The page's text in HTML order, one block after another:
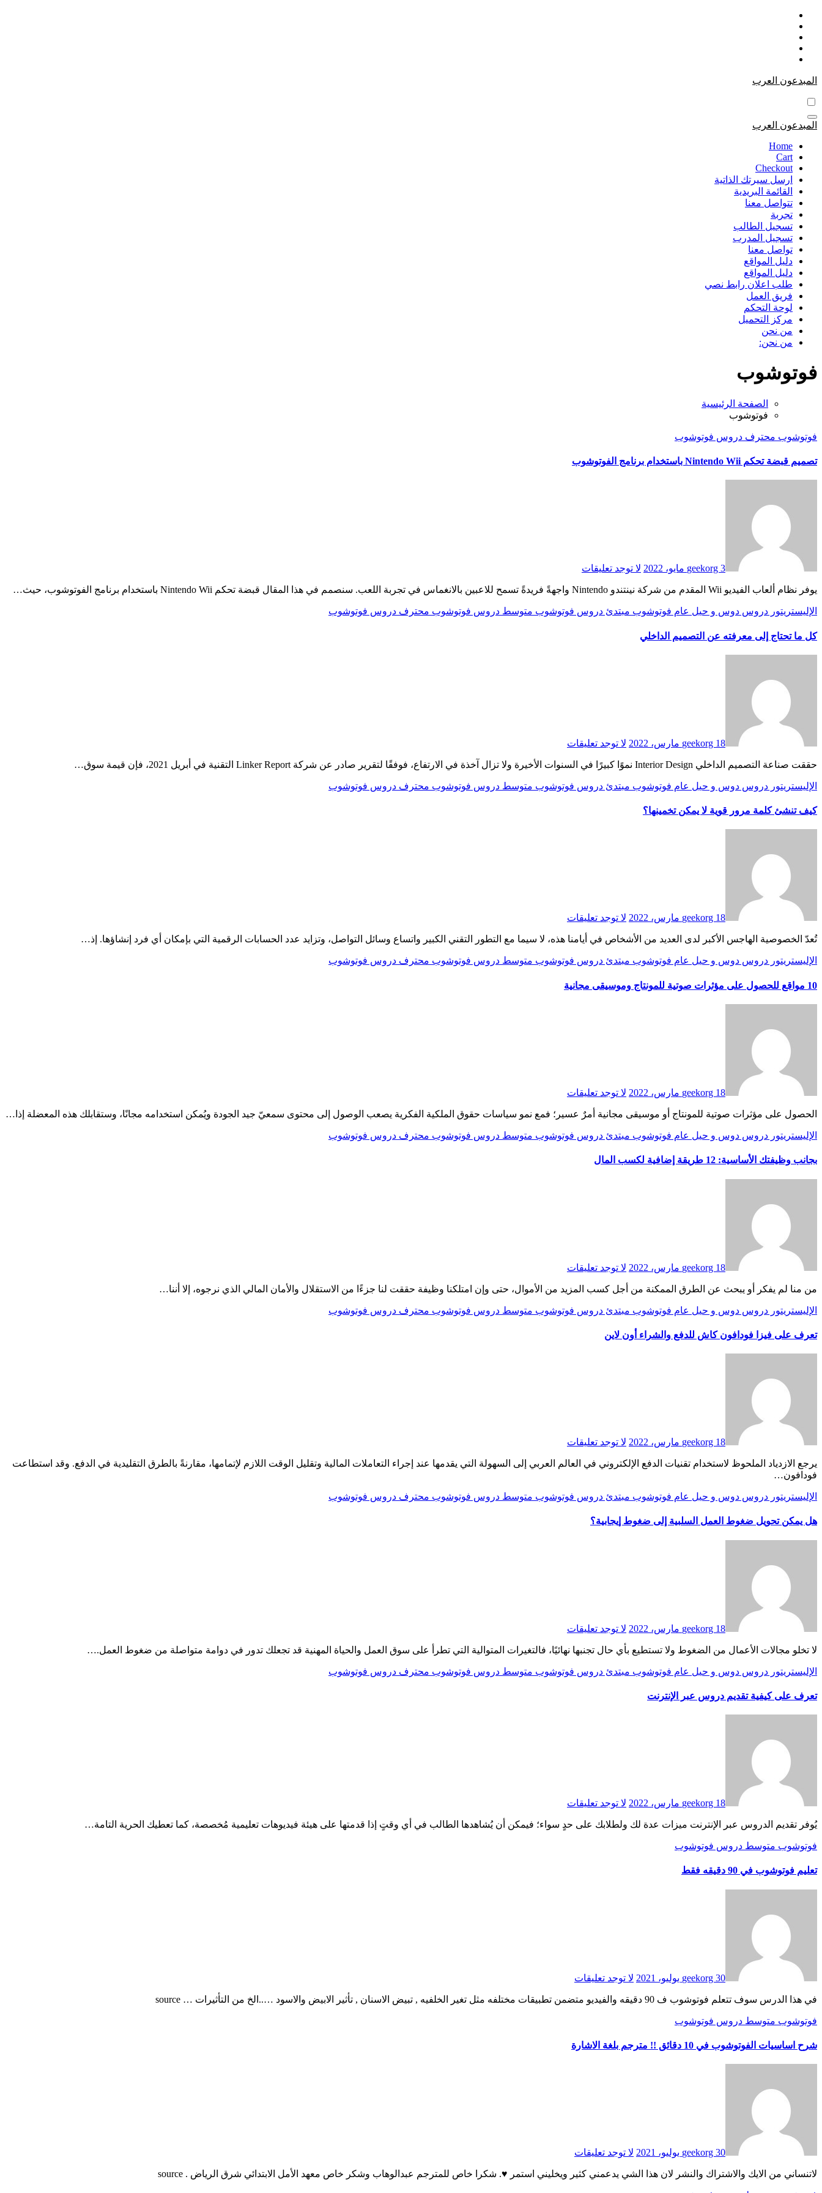
التجاوز
المحتوى
المبدعون العرب
المبدعون العرب
Home
Cart
Checkout
ارسل سيرتك الذاتية
القائمة البريدية
تتواصل معنا
تجربة
تسجيل الطالب
تسجيل المدرب
تواصل معنا
دليل المواقع
دليل المواقع
طلب اعلان رابط نصي
فريق العمل
لوحة التحكم
مركز التحميل
من نحن
من نحن:
فوتوشوب
الصفحة الرئيسية
فوتوشوب
فوتوشوب محترف دروس فوتوشوب
تصميم قبضة تحكم Nintendo Wii باستخدام برنامج الفوتوشوب
geekorg 3 مايو، 2022 لا توجد تعليقات
يوفر نظام ألعاب الفيديو Wii المقدم من شركة نينتندو Nintendo واجهةً فريدةً تسمح للاعبين بالانغماس في تجربة اللعب. سنصمم في هذا المقال قبضة تحكم Nintendo Wii باستخدام برنامج الفوتوشوب، حيث…
الإليستريتور دروس دوس و حيل عام فوتوشوب مبتدئ دروس فوتوشوب متوسط دروس فوتوشوب محترف دروس فوتوشوب
كل ما تحتاج إلى معرفته عن التصميم الداخلي
geekorg 18 مارس، 2022 لا توجد تعليقات
حققت صناعة التصميم الداخلي Interior Design نموًا كبيرًا في السنوات الأخيرة ولا تزال آخذة في الارتفاع، فوفقًا لتقرير صادر عن شركة Linker Report التقنية في أبريل 2021، فإن قيمة سوق…
الإليستريتور دروس دوس و حيل عام فوتوشوب مبتدئ دروس فوتوشوب متوسط دروس فوتوشوب محترف دروس فوتوشوب
كيف تنشئ كلمة مرور قوية لا يمكن تخمينها؟
geekorg 18 مارس، 2022 لا توجد تعليقات
تُعدّ الخصوصية الهاجس الأكبر لدى العديد من الأشخاص في أيامنا هذه، لا سيما مع التطور التقني الكبير واتساع وسائل التواصل، وتزايد عدد الحسابات الرقمية التي بإمكان أي فرد إنشاؤها. إذ…
الإليستريتور دروس دوس و حيل عام فوتوشوب مبتدئ دروس فوتوشوب متوسط دروس فوتوشوب محترف دروس فوتوشوب
10 مواقع للحصول على مؤثرات صوتية للمونتاج وموسيقى مجانية
geekorg 18 مارس، 2022 لا توجد تعليقات
الحصول على مؤثرات صوتية للمونتاج أو موسيقى مجانية أمرٌ عسير؛ فمع نمو سياسات حقوق الملكية الفكرية يصعب الوصول إلى محتوى سمعيّ جيد الجودة ويُمكن استخدامه مجانًا، وستقابلك هذه المعضلة إذا…
الإليستريتور دروس دوس و حيل عام فوتوشوب مبتدئ دروس فوتوشوب متوسط دروس فوتوشوب محترف دروس فوتوشوب
بجانب وظيفتك الأساسية: 12 طريقة إضافية لكسب المال
geekorg 18 مارس، 2022 لا توجد تعليقات
من منا لم يفكر أو يبحث عن الطرق الممكنة من أجل كسب المزيد من الأموال، حتى وإن امتلكنا وظيفة حققت لنا جزءًا من الاستقلال والأمان المالي الذي نرجوه، إلا أننا…
الإليستريتور دروس دوس و حيل عام فوتوشوب مبتدئ دروس فوتوشوب متوسط دروس فوتوشوب محترف دروس فوتوشوب
تعرف على فيزا فودافون كاش للدفع والشراء أون لاين
geekorg 18 مارس، 2022 لا توجد تعليقات
يرجع الازدياد الملحوظ لاستخدام تقنيات الدفع الإلكتروني في العالم العربي إلى السهولة التي يقدمها عند إجراء التعاملات المالية وتقليل الوقت اللازم لإتمامها، مقارنةً بالطرق التقليدية في الدفع. وقد استطاعت
فودافون…
الإليستريتور دروس دوس و حيل عام فوتوشوب مبتدئ دروس فوتوشوب متوسط دروس فوتوشوب محترف دروس فوتوشوب
هل يمكن تحويل ضغوط العمل السلبية إلى ضغوط إيجابية؟
geekorg 18 مارس، 2022 لا توجد تعليقات
لا تخلو مجالات الأعمال من الضغوط ولا تستطيع بأي حال تجنبها نهائيًا، فالتغيرات المتوالية التي تطرأ على سوق العمل والحياة المهنية قد تجعلك تدور في دوامة متواصلة من ضغوط العمل.…
الإليستريتور دروس دوس و حيل عام فوتوشوب مبتدئ دروس فوتوشوب متوسط دروس فوتوشوب محترف دروس فوتوشوب
تعرف على كيفية تقديم دروس عبر الإنترنت
geekorg 18 مارس، 2022 لا توجد تعليقات
يُوفر تقديم الدروس عبر الإنترنت ميزات عدة لك ولطلابك على حدٍ سواء؛ فيمكن أن يُشاهدها الطالب في أي وقتٍ إذا قدمتها على هيئة فيديوهات تعليمية مُخصصة، كما تعطيك الحرية التامة…
فوتوشوب متوسط دروس فوتوشوب
تعليم فوتوشوب في 90 دقيقه فقط
geekorg 30 يوليو، 2021 لا توجد تعليقات
في هذا الدرس سوف تتعلم فوتوشوب ف 90 دقيقه والفيديو متضمن تطبيقات مختلفه مثل تغير الخلفيه , تبيض الاسنان , تأثير الابيض والاسود …..الخ من التأثيرات … source
فوتوشوب متوسط دروس فوتوشوب
شرح اساسيات الفوتوشوب في 10 دقائق !! مترجم بلغة الاشارة
geekorg 30 يوليو، 2021 لا توجد تعليقات
لاتنساني من الايك والاشتراك والنشر لان هذا الشي يدعمني كثير ويخليني استمر ♥️. شكرا خاص للمترجم عبدالوهاب وشكر خاص معهد الأمل الابتدائي شرق الرياض . source